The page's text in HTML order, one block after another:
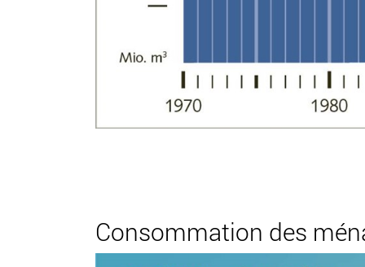
Consommation des